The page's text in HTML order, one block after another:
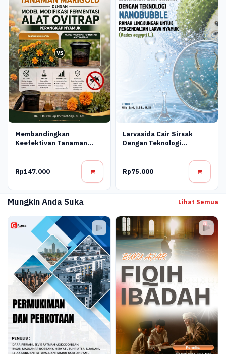
Membandingkan
Keefektivan Tanaman
Modifikasi Fermentasi Alat
Ovitrap Perangkap
Rp147.000
Larvasida Cair Sirsak
Dengan Teknologi
Pengendalian Larva
Nyamuk (Aedes Aegypti L.)
Rp75.000
Mungkin Anda Suka Lihat Semua